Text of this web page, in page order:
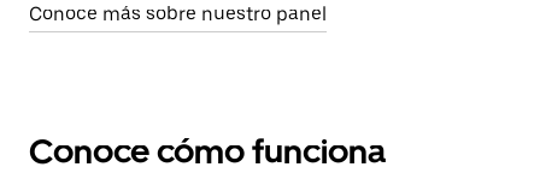
Conoce más sobre nuestro panel
Conoce cómo funciona